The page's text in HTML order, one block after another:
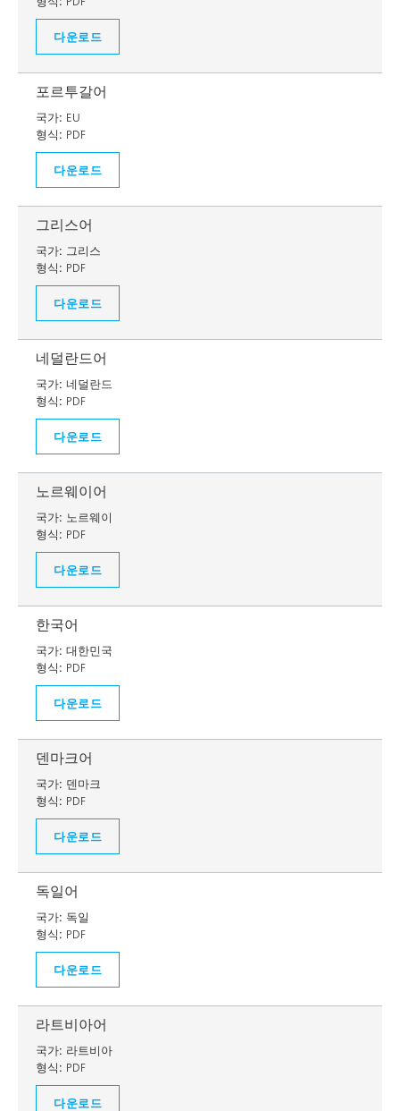
다운로드
포르투갈어
국가: EU
형식: PDF
다운로드
그리스어
국가: 그리스
형식: PDF
다운로드
네덜란드어
국가: 네덜란드
형식: PDF
다운로드
노르웨이어
국가: 노르웨이
형식: PDF
다운로드
한국어
국가: 대한민국
형식: PDF
다운로드
덴마크어
국가: 덴마크
형식: PDF
다운로드
독일어
국가: 독일
형식: PDF
다운로드
라트비아어
국가: 라트비아
형식: PDF
다운로드